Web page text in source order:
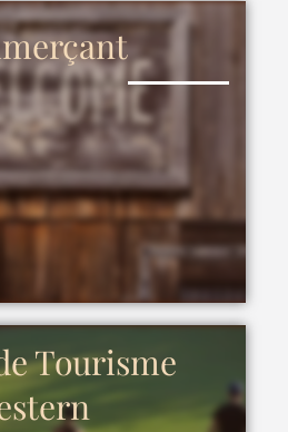
Tourisme